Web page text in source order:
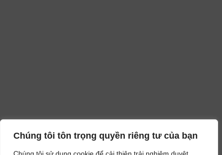
Chúng tôi tôn trọng quyền riêng tư của bạn